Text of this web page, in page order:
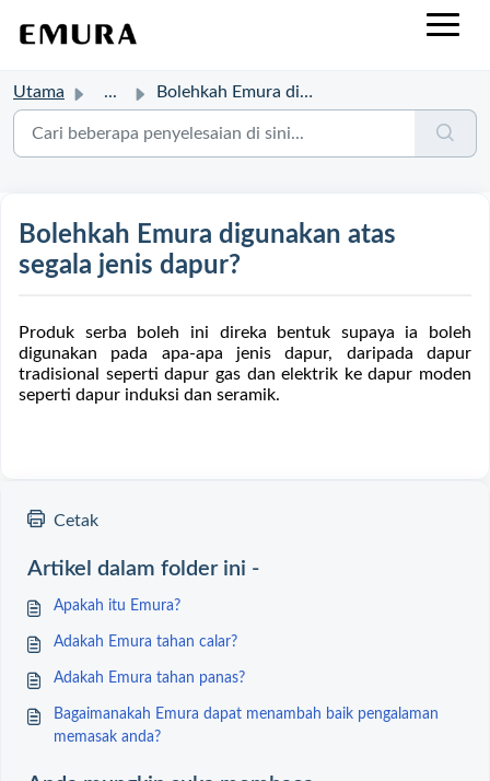
Utama ... Bolehkah Emura digunakan atas segala jenis dapur?
Bolehkah Emura digunakan atas
segala jenis dapur?
Produk serba boleh ini direka bentuk supaya ia boleh
digunakan pada apa-apa jenis dapur, daripada dapur
tradisional seperti dapur gas dan elektrik ke dapur moden
seperti dapur induksi dan seramik.
Cetak
Artikel dalam folder ini -
Apakah itu Emura?
Adakah Emura tahan calar?
Adakah Emura tahan panas?
Bagaimanakah Emura dapat menambah baik pengalaman
memasak anda?